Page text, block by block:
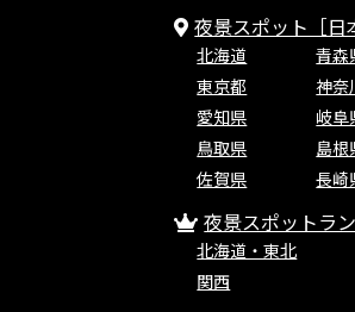
夜景スポット［日
北海道 青森
東京都
神奈
愛知県
岐阜
鳥取県
島根
佐賀県
長崎
夜景スポットラ
北海道・東北
関西